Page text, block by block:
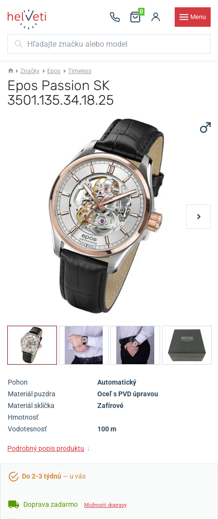
0
Menu
Značky Epos Timeless
Epos Passion SK
3501.135.34.18.25
Pohon
Automatický
Materiál puzdra
Oceľ s PVD úpravou
Materiál sklíčka
Zafírové
Hmotnosť
Vodotesnosť
100 m
Podrobný popis produktu ↓
Do 2-3 týdnů — u vás
Doprava zadarmo Možnosti dopravy